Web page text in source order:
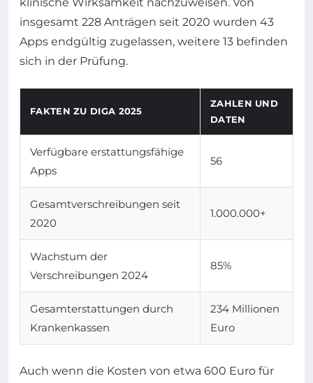
klinische Wirksamkeit nachzuweisen. Von
insgesamt 228 Anträgen seit 2020 wurden 43
Apps endgültig zugelassen, weitere 13 befinden
sich in der Prüfung.
FAKTEN ZU DIGA 2025
ZAHLEN UND
DATEN
Verfügbare erstattungsfähige
Apps
56
Gesamtverschreibungen seit
2020
1.000.000+
Wachstum der
Verschreibungen 2024
85%
Gesamterstattungen durch
Krankenkassen
234 Millionen
Euro
Auch wenn die Kosten von etwa 600 Euro für